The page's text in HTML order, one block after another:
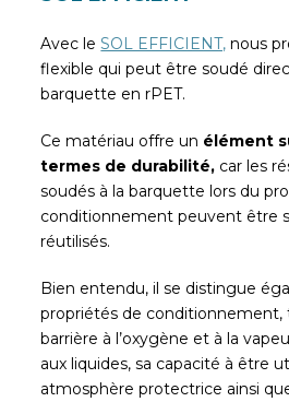
Avec leSOL EFFICIENT, nous
flexible qui peut être soudé
barquette en rPET.
Ce matériau offre un élément
termes de durabilité, car les
soudés à la barquette lors du
conditionnement peuvent être
réutilisés.
Bien entendu, il se distingue
propriétés de conditionnement,
barrière à l’oxygène et à la
aux liquides, sa capacité à être
atmosphère protectrice ainsi